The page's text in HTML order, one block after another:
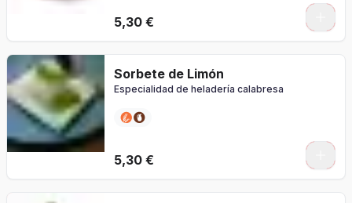
5,30 €
Sorbete de Limón
Especialidad de heladería calabresa
5,30 €